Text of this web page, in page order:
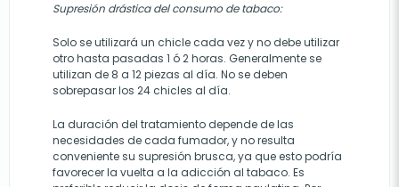
Supresión drástica del consumo de tabaco:
Solo se utilizará un chicle cada vez y no debe utilizar
otro hasta pasadas 1 ó 2 horas. Generalmente se
utilizan de 8 a 12 piezas al día. No se deben
sobrepasar los 24 chicles al día.
La duración del tratamiento depende de las
necesidades de cada fumador, y no resulta
conveniente su supresión brusca, ya que esto podría
favorecer la vuelta a la adicción al tabaco. Es